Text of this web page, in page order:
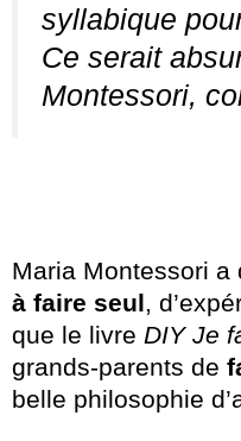
syllabique
Ce serait
Montessori,
Maria Montessori a
à faire seul,
que le livre DIY Je
grands-parents de
belle philosophie